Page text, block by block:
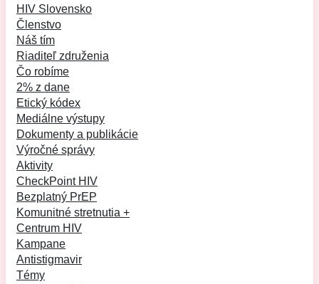
HIV Slovensko
Členstvo
Náš tím
Riaditeľ združenia
Čo robíme
2% z dane
Etický kódex
Mediálne výstupy
Dokumenty a publikácie
Výročné správy
Aktivity
CheckPoint HIV
Bezplatný PrEP
Komunitné stretnutia +
Centrum HIV
Kampane
Antistigmavir
Témy